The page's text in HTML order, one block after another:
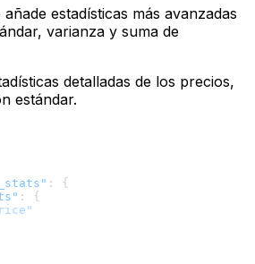
estadísticas más avanzadas
varianza y suma de
detalladas de los precios,
estándar.
:
{
:
{